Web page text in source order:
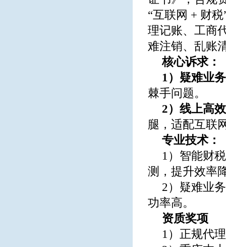
“互联网 + 财
理记账、工商
难注销、乱账
核心诉求：
1）疑难业
棘手问题。
2）线上高
腿，适配互联
专业技术：
1）智能财
测，提升效率
2）疑难业
功率高。
资质奖项
1）正规代